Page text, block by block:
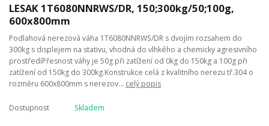
LESAK 1T6080NNRWS/DR, 150;300kg/50;100g,
600x800mm
Podlahová nerezová váha 1T6080NNRWS/DR s dvojím rozsahem do
300kg s displejem na stativu, vhodná do vlhkého a chemicky agresivního
prostředíPřesnost váhy je 50g při zatížení od 0kg do 150kg a 100g při
zatížení od 150kg do 300kg.Konstrukce celá z kvalitního nerezu tř.304 o
rozměru 600x800mm s nerezov... celý popis
Dostupnost Skladem